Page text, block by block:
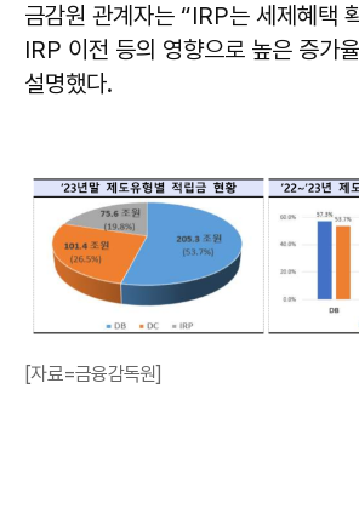
금감원 관계자는 “IRP는 세제혜택
IRP 이전 등의 영향으로 높은 증가
설명했다.
[자료=금융감독원]